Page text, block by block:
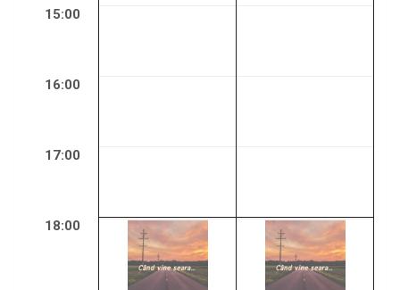
15:00
16:00
17:00
18:00